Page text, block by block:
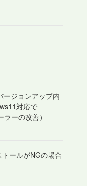
ージョンアップ内
対応で
ーの改善）
ールがNGの場合